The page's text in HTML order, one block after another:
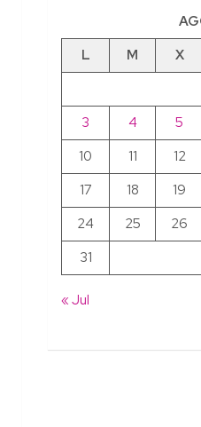
L
M X
3
4 5
10
11 12
17
18 19
24
25 26
31
« Jul